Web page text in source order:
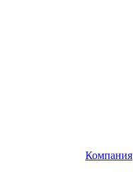
Компания